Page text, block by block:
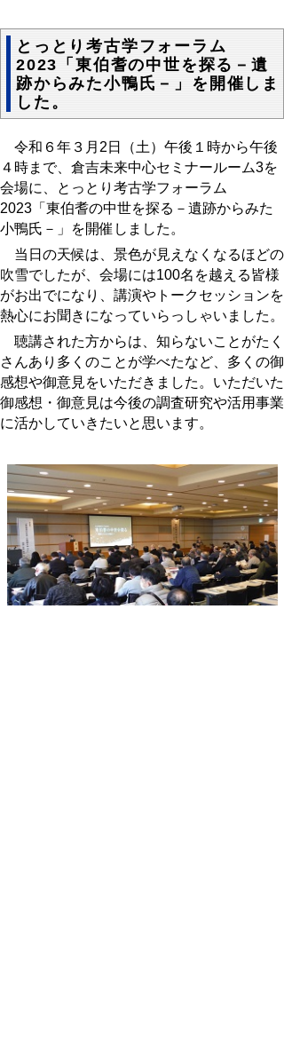
とっとり考古学フォーラム
2023「東伯耆の中世を探る－遺
跡からみた小鴨氏－」を開催しま
した。
令和６年３月2日（土）午後１時から午後
４時まで、倉吉未来中心セミナールーム3を
会場に、とっとり考古学フォーラム
2023「東伯耆の中世を探る－遺跡からみた
小鴨氏－」を開催しました。
当日の天候は、景色が見えなくなるほどの
吹雪でしたが、会場には100名を越える皆様
がお出でになり、講演やトークセッションを
熱心にお聞きになっていらっしゃいました。
聴講された方からは、知らないことがたく
さんあり多くのことが学べたなど、多くの御
感想や御意見をいただきました。いただいた
御感想・御意見は今後の調査研究や活用事業
に活かしていきたいと思います。